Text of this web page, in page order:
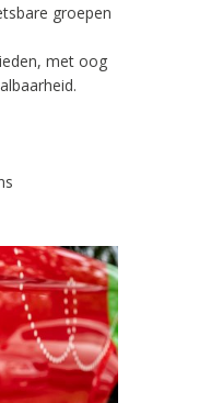
groepen
met oog